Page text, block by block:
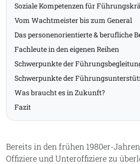
Soziale Kompetenzen für
Vom Wachtmeister bis zum General
Das personenorientierte & berufliche
Fachleute in den eigenen Reihen
Schwerpunkte der
Schwerpunkte der
Was braucht es in Zukunft?
Fazit
­Bereits in den frühen 1980er-
Offiziere und Unteroffiziere zu